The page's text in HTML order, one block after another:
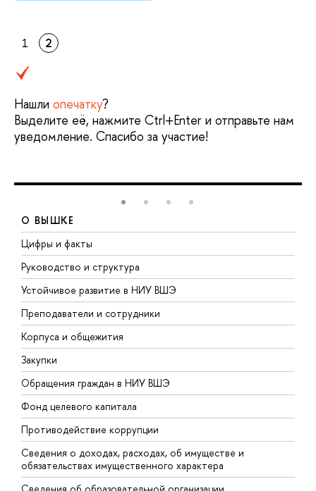
1 2
Нашли опечатку?
Выделите её, нажмите Ctrl+Enter и отправьте нам
уведомление. Спасибо за участие!
О ВЫШКЕ
Цифры и факты
Руководство и структура
Устойчивое развитие в НИУ ВШЭ
Преподаватели и сотрудники
Корпуса и общежития
Закупки
Обращения граждан в НИУ ВШЭ
Фонд целевого капитала
Противодействие коррупции
Сведения о доходах, расходах, об имуществе и
обязательствах имущественного характера